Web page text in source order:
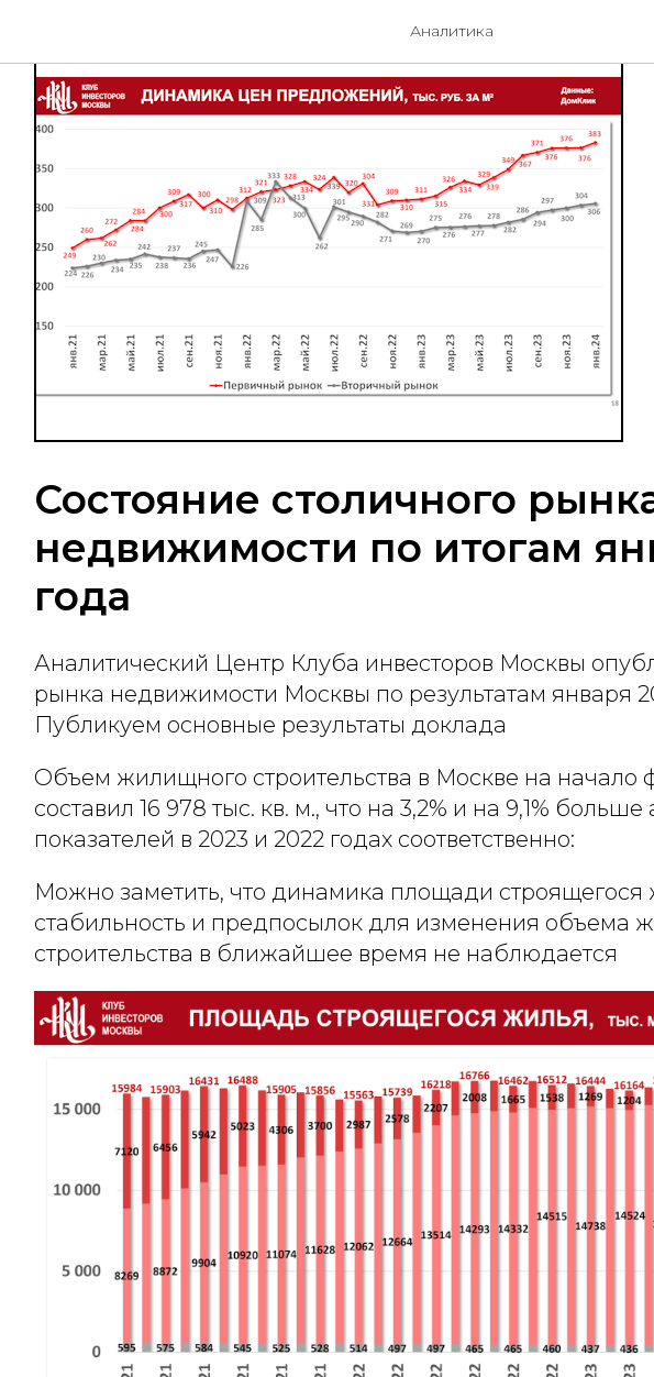
Аналитика
Состояние столичного
недвижимости по итогам
года
Аналитический Центр Клуба инвесторов Москвы
рынка недвижимости Москвы по результатам января
Публикуем основные результаты доклада
Объем жилищного строительства в Москве на начало
составил 16 978 тыс. кв. м., что на 3,2% и на 9,1%
показателей в 2023 и 2022 годах соответственно:
Можно заметить, что динамика площади строящегося
стабильность и предпосылок для изменения объема
строительства в ближайшее время не наблюдается